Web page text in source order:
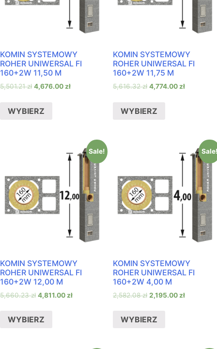
KOMIN SYSTEMOWY
ROHER UNIWERSAL FI
160+2W 11,50 M
5,501.21zł 4,676.00 zł
WYBIERZ
KOMIN SYSTEMOWY
ROHER UNIWERSAL FI
160+2W 11,75 M
5,616.32zł 4,774.00 zł
WYBIERZ
Sale!
KOMIN SYSTEMOWY
ROHER UNIWERSAL FI
160+2W 12,00 M
5,660.23zł 4,811.00 zł
WYBIERZ
KOMIN SYSTEMOWY
ROHER UNIWERSAL FI
160+2W 4,00 M
2,582.08zł 2,195.00 zł
WYBIERZ